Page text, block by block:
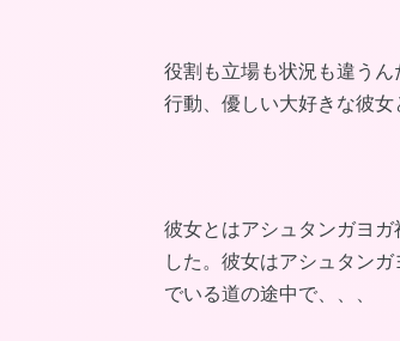
役割も立場も状況も違う
行動、優しい大好きな彼女
彼女とはアシュタンガヨ
した。彼女はアシュタン
でいる道の途中で、、、